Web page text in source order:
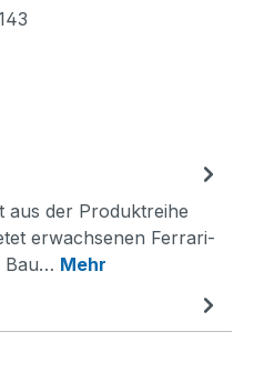
aus der Produktreihe
erwachsenen Ferrari-
Bau… Mehr